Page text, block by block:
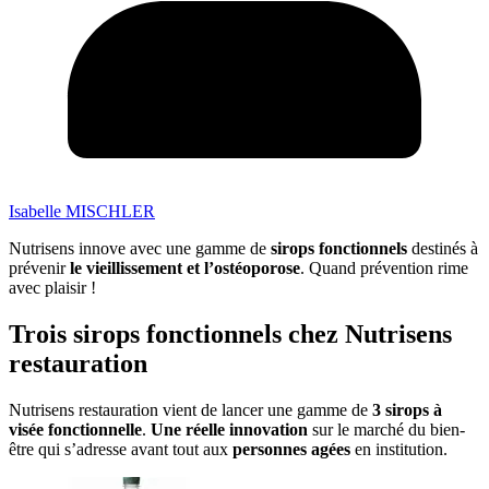
Isabelle MISCHLER
Nutrisens innove avec une gamme de sirops fonctionnels destinés à
prévenirle vieillissement et l’ostéoporose. Quand prévention rime
avec plaisir !
Trois sirops fonctionnels chez Nutrisens
restauration
Nutrisens restauration vient de lancer une gamme de 3 sirops à
visée fonctionnelle. Une réelle innovation sur le marché du bien-
être qui s’adresse avant tout aux personnes agées en institution.